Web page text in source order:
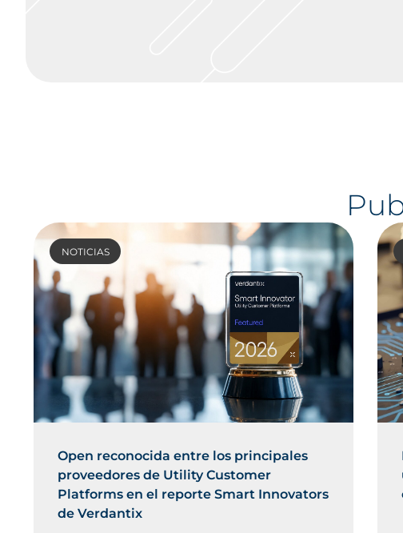
NOTICIAS
Open reconocida entre los principales
proveedores de Utility Customer
Platforms en el reporte Smart Innovators
de Verdantix